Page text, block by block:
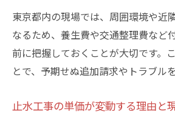
東京都内の現場では、周囲環境や近
なるため、養生費や交通整理費など
前に把握しておくことが大切です。
とで、予期せぬ追加請求やトラブル
止水工事の単価が変動する理由と